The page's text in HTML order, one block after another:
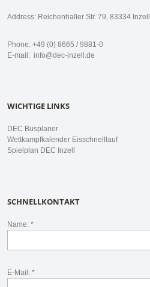
Address: Reichenhaller Str. 79, 83334 Inzell
Phone: +49 (0) 8665 / 9881-0
E-mail: info@dec-inzell.de
WICHTIGE LINKS
DEC Busplaner
Wettkampfkalender Eisschnelllauf
Spielplan DEC Inzell
SCHNELLKONTAKT
Name: *
E-Mail: *